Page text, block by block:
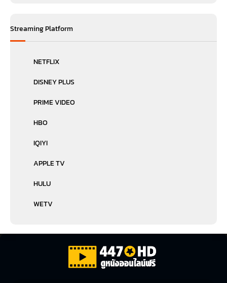
Streaming Platform
NETFLIX
DISNEY PLUS
PRIME VIDEO
HBO
IQIYI
APPLE TV
HULU
WETV